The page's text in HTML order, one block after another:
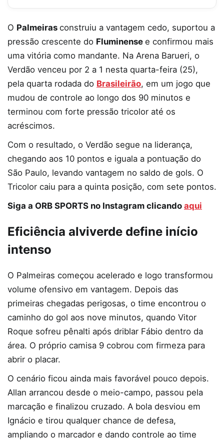
O Palmeiras construiu a vantagem cedo, suportou a
pressão crescente do Fluminense e confirmou mais
uma vitória como mandante. Na Arena Barueri, o
Verdão venceu por 2 a 1 nesta quarta-feira (25),
pela quarta rodada do Brasileirão, em um jogo que
mudou de controle ao longo dos 90 minutos e
terminou com forte pressão tricolor até os
acréscimos.
Com o resultado, o Verdão segue na liderança,
chegando aos 10 pontos e iguala a pontuação do
São Paulo, levando vantagem no saldo de gols. O
Tricolor caiu para a quinta posição, com sete pontos.
Siga a ORB SPORTS no Instagram clicando aqui
Eficiência alviverde define início
intenso
O Palmeiras começou acelerado e logo transformou
volume ofensivo em vantagem. Depois das
primeiras chegadas perigosas, o time encontrou o
caminho do gol aos nove minutos, quando Vitor
Roque sofreu pênalti após driblar Fábio dentro da
área. O próprio camisa 9 cobrou com firmeza para
abrir o placar.
O cenário ficou ainda mais favorável pouco depois.
Allan arrancou desde o meio-campo, passou pela
marcação e finalizou cruzado. A bola desviou em
Ignácio e tirou qualquer chance de defesa,
ampliando o marcador e dando controle ao time